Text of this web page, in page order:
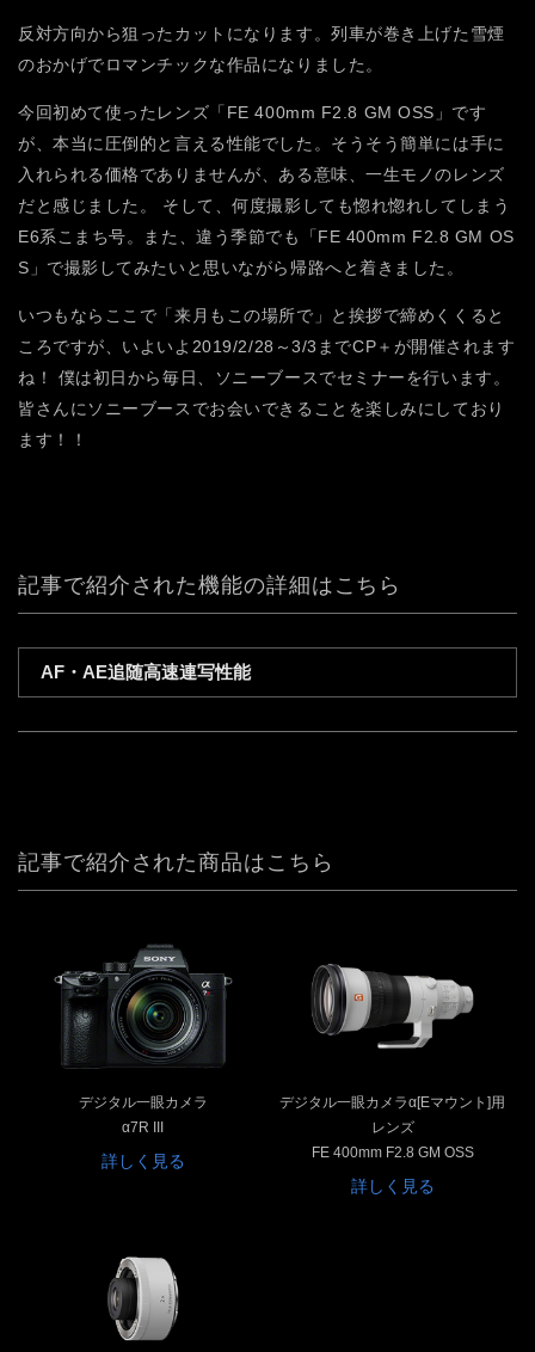
反対方向から狙ったカットになります。列車が巻き上げた雪煙
のおかげでロマンチックな作品になりました。
今回初めて使ったレンズ「FE 400mm F2.8 GM OSS」です
が、本当に圧倒的と言える性能でした。そうそう簡単には手に
入れられる価格でありませんが、ある意味、一生モノのレンズ
だと感じました。
そして、何度撮影しても惚れ惚れしてしまう
E6系こまち号。また、違う季節でも「FE 400mm F2.8 GM OS
S」で撮影してみたいと思いながら帰路へと着きました。
いつもならここで「来月もこの場所で」と挨拶で締めくくると
ころですが、いよいよ2019/2/28～3/3までCP＋が開催されます
ね！
僕は初日から毎日、ソニーブースでセミナーを行います。
皆さんにソニーブースでお会いできることを楽しみにしており
ます！！
記事で紹介された機能の詳細はこちら
AF・AE追随高速連写性能
記事で紹介された商品はこちら
デジタル一眼カメラ
α7R III
詳しく見る
デジタル一眼カメラα[Eマウント]用
レンズ
FE 400mm F2.8 GM OSS
詳しく見る